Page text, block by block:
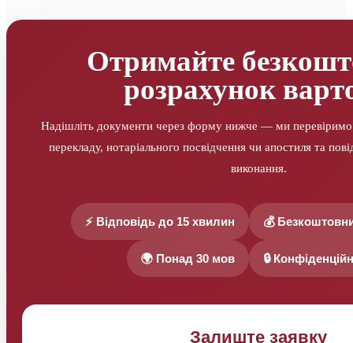
Отримайте
розрахунок
Надішліть документи через форму нижче — ми перевіримо
перекладу, нотаріального посвідчення чи апостиля та
виконання.
⚡ Відповідь до 15 хвилин 💰
🌍 Понад 30 мов 🔒
Залиште заявку